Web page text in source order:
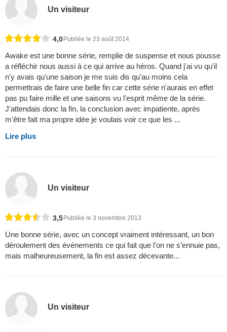
Un visiteur
4,0 Publiée le 23 août 2014
Awake est une bonne série, remplie de suspense et nous pousse
a réfléchir nous aussi à ce qui arrive au héros. Quand j'ai vu qu'il
n'y avais qu'une saison je me suis dis qu'au moins cela
permettrais de faire une belle fin car cette série n'aurais en effet
pas pu faire mille et une saisons vu l'esprit même de la série.
J'attendais donc la fin, la conclusion avec impatiente, après
m'être fait ma propre idée je voulais voir ce que les ...
Lire plus
Un visiteur
3,5Publiée le 3 novembre 2013
Une bonne série, avec un concept vraiment intéressant, un bon
déroulement des événements ce qui fait que l'on ne s’ennuie pas,
mais malheureusement, la fin est assez décevante...
Un visiteur